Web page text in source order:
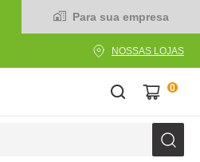
Para sua empresa
NOSSAS LOJAS
0